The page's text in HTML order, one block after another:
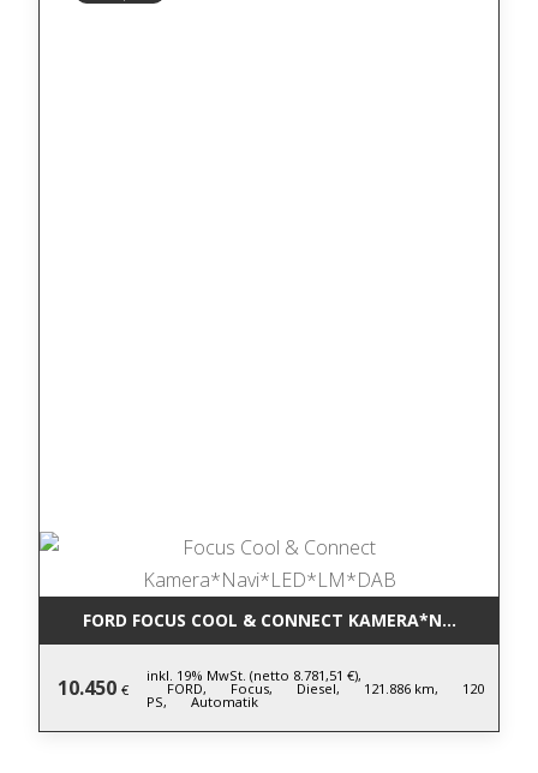
FORD FOCUS COOL & CONNECT
10.450 €
inkl. 19% MwSt. (netto 8.781,51 €),
FORD, Focus, Diesel, 121.886 km, 120
PS, Automatik